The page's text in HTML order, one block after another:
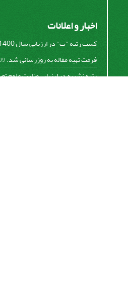
اخبار و اعلانات
کسب رتبه "ب" در ارزیابی سال 1400
فرمت تهیه مقاله به روزرسانی شد.15
رتبه نشریه در ارزیابی وزارت علوم